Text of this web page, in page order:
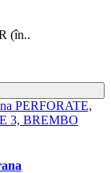
(în..